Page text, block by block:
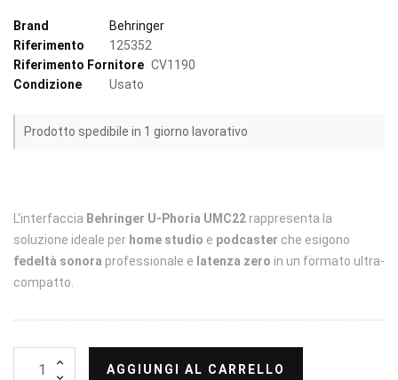
Brand
Behringer
Riferimento
125352
Riferimento Fornitore CV1190
Condizione
Usato
Prodotto spedibile in 1 giorno lavorativo
L'interfaccia Behringer U-Phoria UMC22 rappresenta la
soluzione ideale per home studio e podcaster che esigono
fedeltà sonora professionale e latenza zero in un formato ultra-
compatto.
AGGIUNGI AL CARRELLO